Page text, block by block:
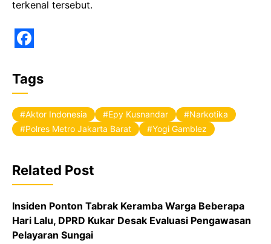
terkenal tersebut.
a
c
e
b
o
k
Tags
Aktor Indonesia Epy Kusnandar
Narkotika
Polres Metro Jakarta Barat
Yogi Gamblez
Related Post
Insiden Ponton Tabrak Keramba Warga Beberapa
Hari Lalu, DPRD Kukar Desak Evaluasi Pengawasan
Pelayaran Sungai